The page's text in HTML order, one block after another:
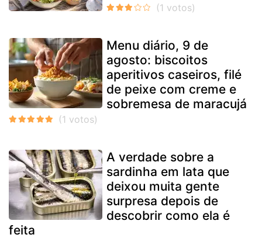
Menu diário, 9 de
agosto: biscoitos
aperitivos caseiros, filé
de peixe com creme e
sobremesa de maracujá
A verdade sobre a
sardinha em lata que
deixou muita gente
surpresa depois de
descobrir como ela é
feita